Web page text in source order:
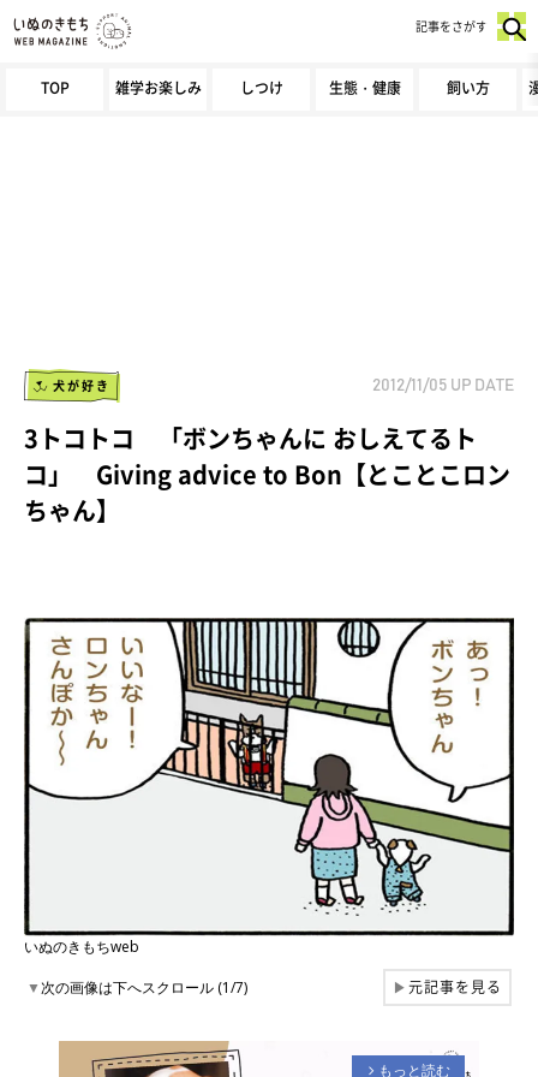
TOP 雑学お楽しみ しつけ 生態・健康 飼い方
記事をさがす
犬が好き 2012/11/05 UP DATE
3トコトコ 「ボンちゃんに おしえてるト
コ」 Giving advice to Bon【とことこロン
ちゃん】
いぬのきもちweb
▼次の画像は下へスクロール (1/7) ▶元記事を見る
arrow_forward_ios もっと読む